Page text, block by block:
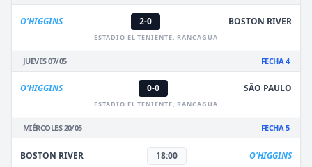
O'HIGGINS 2-0 BOSTON RIVER
ESTADIO EL TENIENTE, RANCAGUA
JUEVES 07/05 FECHA 4
O'HIGGINS 0-0 SÃO PAULO
ESTADIO EL TENIENTE, RANCAGUA
MIÉRCOLES 20/05 FECHA 5
BOSTON RIVER 18:00 O'HIGGINS